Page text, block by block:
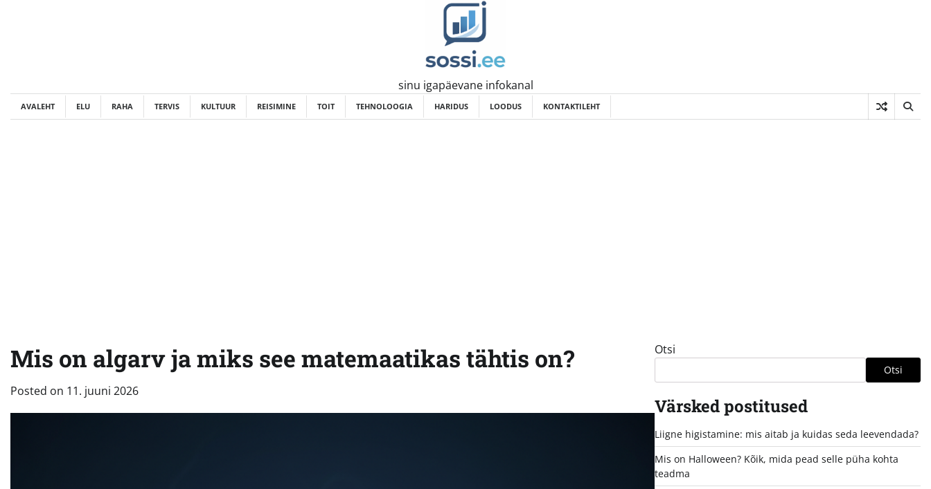
sinu igapäevane infokanal
AVALEHT ELU RAHA TERVIS KULTUUR REISIMINE TOIT TEHNOLOOGIA HARIDUS LOODUS KONTAKTILEHT
Mis on algarv ja miks see matemaatikas tähtis on?
Posted on 11. juuni 2026
Otsi
Otsi
Värsked postitused
Liigne higistamine: mis aitab ja kuidas seda leevendada?
Mis on Halloween? Kõik, mida pead selle püha kohta
teadma